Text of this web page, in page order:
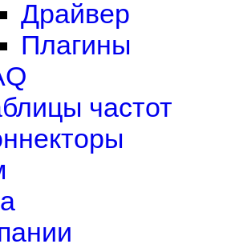
Драйвер
Плагины
частот